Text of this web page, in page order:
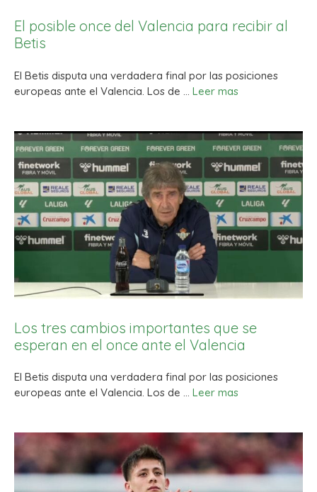
El posible once del Valencia para recibir al
Betis
El Betis disputa una verdadera final por las posiciones
europeas ante el Valencia. Los de … Leer mas
Los tres cambios importantes que se
esperan en el once ante el Valencia
El Betis disputa una verdadera final por las posiciones
europeas ante el Valencia. Los de … Leer mas